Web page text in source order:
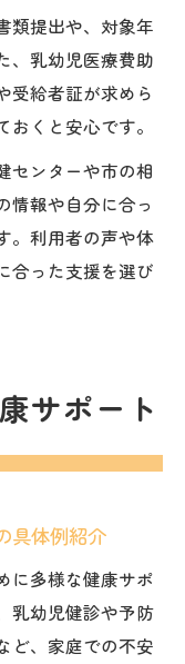
類提出や、対象年
、乳幼児医療費助
受給者証が求めら
くと安心です。
センターや市の相
情報や自分に合っ
。利用者の声や体
合った支援を選び
サポート
具体例紹介
に多様な健康サポ
乳幼児健診や予防
ど、家庭での不安